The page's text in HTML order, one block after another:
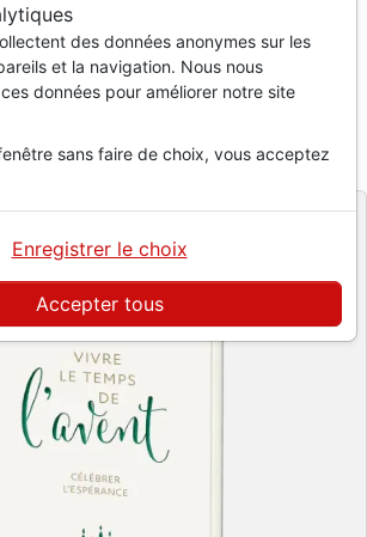
de l'Avent
TISH
9782755005547
des données anonymes sur les
et la navigation. Nous nous
données pour améliorer notre site
sans faire de choix, vous acceptez
Accepter tous
Enregistrer le choix